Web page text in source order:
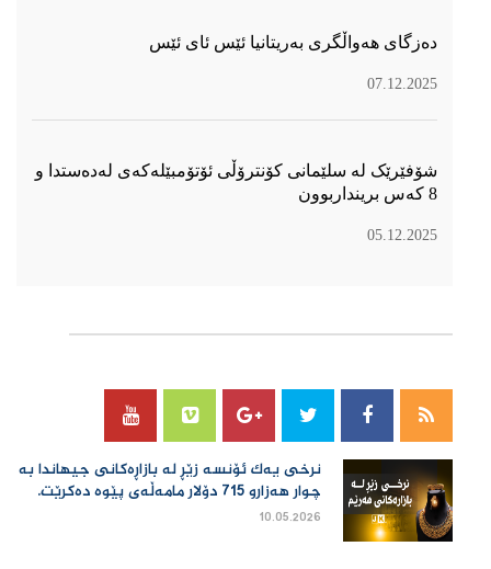
دەزگای هەواڵگری بەریتانیا ئێس ئای ئێس
07.12.2025
شۆفێرێک لە سلێمانی کۆنترۆڵی ئۆتۆمبێلەکەی لەدەستدا و
8 کەس برینداربوون
05.12.2025
نرخی یەك ئۆنسە زێڕ لە بازاڕەكانی جیهاندا بە
چوار هەزارو 715 دۆلار مامەڵەی پێوە دەكرێت.
10.05.2026